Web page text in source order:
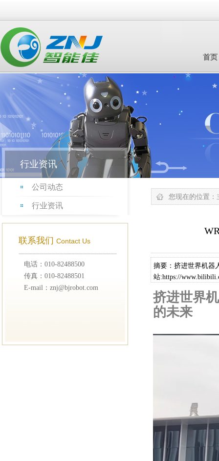
首页
行业资讯
公司动态
行业资讯
联系我们 Contact Us
电话：010-82488500
传真：010-82488501
E-mail：znj@bjrobot.com
您现在的位置：
摘要：挤进世界机器
站:https://
2025世界机器人
挤进世界
的未来